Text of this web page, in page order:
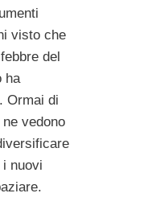
visto che
del
ha
Ormai di
vedono
i nuovi